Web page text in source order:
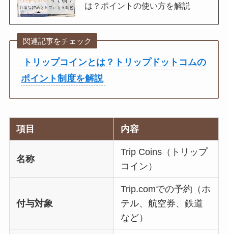
は？ポイントの使い方を解説
関連記事をチェック
トリップコインとは？トリップドットコムの
ポイント制度を解説
項目 内容
名称
Trip Coins（トリップ
コイン）
付与対象
Trip.comでの予約（ホ
テル、航空券、鉄道
など）